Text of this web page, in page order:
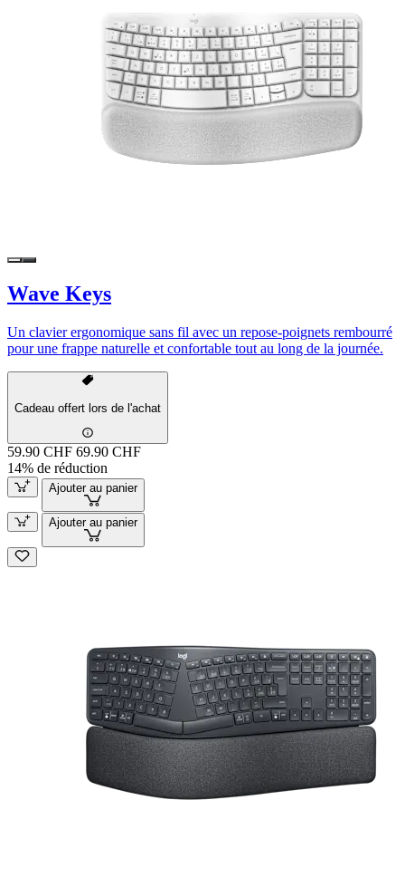
Wave Keys
Un clavier ergonomique sans fil avec un repose-poignets rembourré
pour une frappe naturelle et confortable tout au long de la journée.
Cadeau offert lors de l'achat
59.90 CHF 69.90 CHF
14% de réduction
Ajouter au panier
Ajouter au panier